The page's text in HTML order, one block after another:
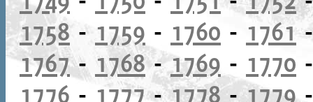
1758- 1759 - 1760 - 1761
1767- 1768-1769 - 1770
1776 - 1777-1778- 1779